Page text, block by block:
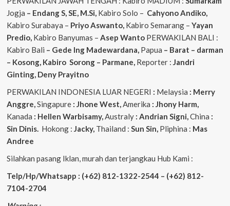
Jogja – Endang S, SE, M.Si, Kabiro Solo – CahyonoAndiko,
Kabiro Surabaya – PriyoAswanto, Kabiro Semarang – Yayan
Predio, Kabiro Banyumas – Asep WantoPERWAKILAN BALI :
Kabiro Bali – Gede Ing Madewardana, Papua – Barat – darman
– Kosong, Kabiro Sorong – Parmane, Reporter : Jandri
Ginting, Deny Prayitno
PERWAKILAN INDONESIA LUAR NEGERI : Melaysia : Merry
Anggre,Singapure: Jhone West,Amerika : Jhony Harm,
Kanada : Hellen Warbisamy,Australy : Andrian Signi,China :
Sin Dinis. Hokong : Jacky, Thailand : Sun Sin, Pliphina : Mas
Andree
Silahkan pasang Iklan, murah dan terjangkau Hub Kami :
Telp/Hp/Whatsapp : (+62) 812-1322-2544 – (+62) 812-
7104-2704